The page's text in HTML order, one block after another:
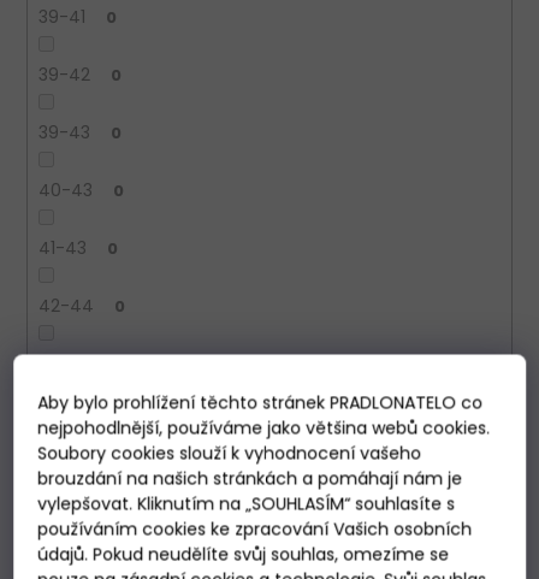
Aby bylo prohlížení těchto stránek PRADLONATELO co
nejpohodlnější, používáme jako většina webů cookies.
Soubory cookies slouží k vyhodnocení vašeho
brouzdání na našich stránkách a pomáhají nám je
vylepšovat. Kliknutím na „SOUHLASÍM“ souhlasíte s
používáním cookies ke zpracování Vašich osobních
údajů. Pokud neudělíte svůj souhlas, omezíme se
39-41 0
39-42 0
39-43 0
40-43 0
41-43 0
42-44 0
42-46
43-46 0
44-46 0
45-47 0